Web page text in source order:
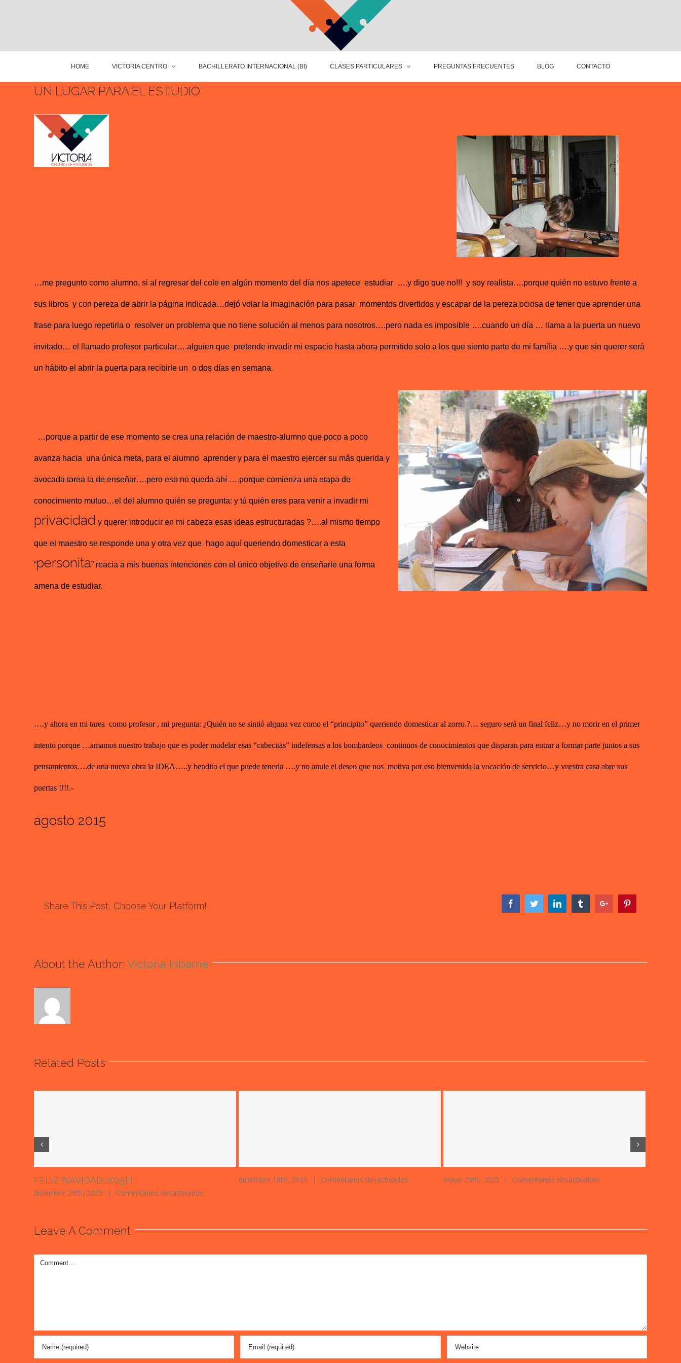
HOME VICTORIA CENTRO BACHILLERATO INTERNACIONAL (BI) CLASES PARTICULARES PREGUNTAS FRECUENTES BLOG CONTACTO
UN LUGAR PARA EL ESTUDIO
…me pregunto como alumno, si al regresar del cole en algún momento del día nos apetece estudiar ….y digo que no!!! y soy realista….porque quién no estuvo frente a
sus libros y con pereza de abrir la página indicada…dejó volar la imaginación para pasar momentos divertidos y escapar de la pereza ociosa de tener que aprender una
frase para luego repetirla o resolver un problema que no tiene solución al menos para nosotros….pero nada es imposible ….cuando un día … llama a la puerta un nuevo
invitado… el llamado profesor particular….alguien que pretende invadir mi espacio hasta ahora permitido solo a los que siento parte de mi familia ….y que sin querer será
un hábito el abrir la puerta para recibirle un o dos días en semana.
…porque a partir de ese momento se crea una relación de maestro-alumno que poco a poco
avanza hacia una única meta, para el alumno aprender y para el maestro ejercer su más querida y
avocada tarea la de enseñar….pero eso no queda ahí ….porque comienza una etapa de
conocimiento mutuo…el del alumno quién se pregunta: y tú quién eres para venir a invadir mi
privacidad y querer introducir en mi cabeza esas ideas estructuradas ?….al mismo tiempo
que el maestro se responde una y otra vez que hago aquí queriendo domesticar a esta
“personita” reacia a mis buenas intenciones con el único objetivo de enseñarle una forma
amena de estudiar.
….y ahora en mi tarea como profesor , mi pregunta: ¿Quién no se sintió alguna vez como el “principito” queriendo domesticar al zorro.?… seguro será un final feliz…y no morir en el primer
intento porque …amamos nuestro trabajo que es poder modelar esas “cabecitas” indefensas a los bombardeos continuos de conocimientos que disparan para entrar a formar parte juntos a sus
pensamientos….de una nueva obra la IDEA…..y bendito el que puede tenerla ….y no anule el deseo que nos motiva por eso bienvenida la vocación de servicio…y vuestra casa abre sus
puertas !!!!.-
agosto 2015
Share This Post, Choose Your Platform! FacebookTwitterLinkedin TumblrGoogle+
About the Author:Victoria Iribarne
Related Posts
FELIZ NAVIDAD 2025!!!
diciembre 25th, 2025 | Comentarios desactivados
diciembre 18th, 2025 | Comentarios desactivados mayo 29th, 2025 | Comentarios desactivados
Leave A Comment
Comment